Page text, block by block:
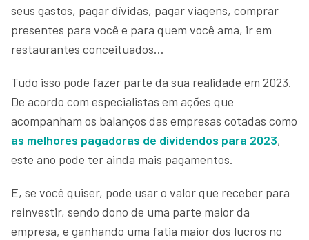
seus gastos, pagar dívidas, pagar viagens, comprar
presentes para você e para quem você ama, ir em
restaurantes conceituados…
Tudo isso pode fazer parte da sua realidade em 2023.
De acordo com especialistas em ações que
acompanham os balanços das empresas cotadas como
as melhores pagadoras de dividendos para 2023,
este ano pode ter ainda mais pagamentos.
E, se você quiser, pode usar o valor que receber para
reinvestir, sendo dono de uma parte maior da
empresa, e ganhando uma fatia maior dos lucros no